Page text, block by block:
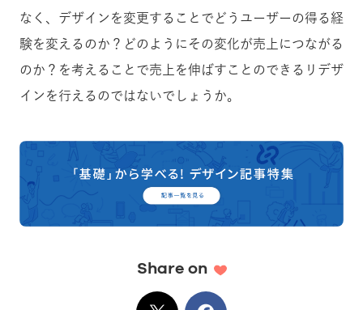
なく、デザインを変更することでどうユーザーの得る経
験を変えるのか？どのようにその変化が売上につながる
のか？ を考えることで売上を伸ばすことのできるリデザ
インを行えるのではないでしょうか。
Share on